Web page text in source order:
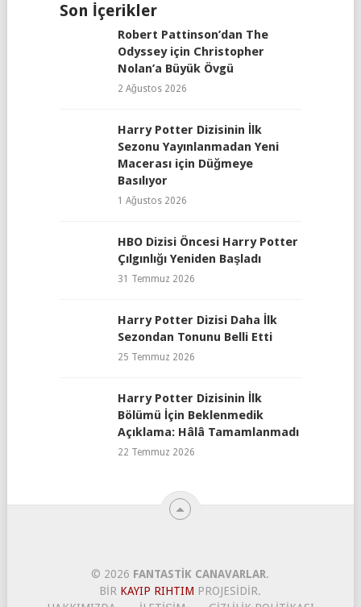
Son İçerikler
Robert Pattinson’dan The
Odyssey için Christopher
Nolan’a Büyük Övgü
2 Ağustos 2026
Harry Potter Dizisinin İlk
Sezonu Yayınlanmadan Yeni
Macerası için Düğmeye
Basılıyor
1 Ağustos 2026
HBO Dizisi Öncesi Harry Potter
Çılgınlığı Yeniden Başladı
31 Temmuz 2026
Harry Potter Dizisi Daha İlk
Sezondan Tonunu Belli Etti
25 Temmuz 2026
Harry Potter Dizisinin İlk
Bölümü İçin Beklenmedik
Açıklama: Hâlâ Tamamlanmadı
22 Temmuz 2026
© 2026 FANTASTIK CANAVARLAR.
BIR KAYIP RIHTIM PROJESIDIR.